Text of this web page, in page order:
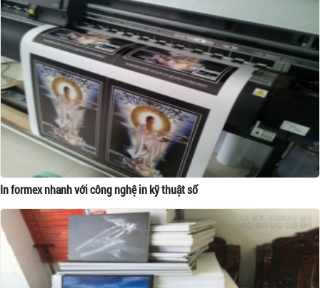
In formex nhanh với công nghệ in kỹ thuật số